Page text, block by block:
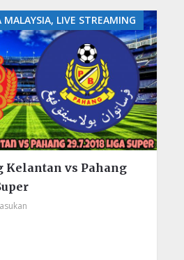
MALAYSIA, LIVE STREAMING
Kelantan vs Pahang